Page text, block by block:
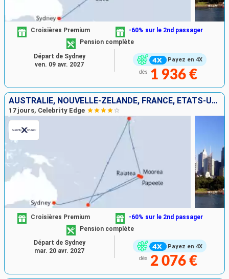
Payez en 4X
Croisières Premium
-60% sur le 2nd passager
Pension complète
dès 1 936 €
Départ de Sydney
ven. 09 avr. 2027
AUSTRALIE, NOUVELLE-ZÉLANDE, FRANCE, ÉTATS-UNIS
17 jours, Celebrity Edge
Payez en 4X
Croisières Premium
-60% sur le 2nd passager
Pension complète
dès 2 076 €
Départ de Sydney
mar. 20 avr. 2027